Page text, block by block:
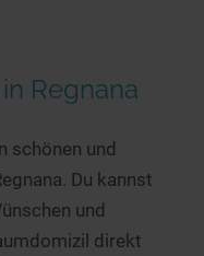
Regnana
schönen und
Du kannst
und
direkt